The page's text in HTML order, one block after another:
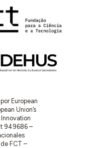
European
Union’s
949686 –
FCT –